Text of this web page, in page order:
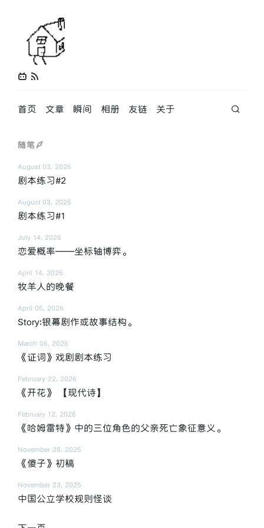
首页 文章 瞬间 相册 友链 关于
随笔
August 03, 2026
剧本练习#2
August 03, 2026
剧本练习#1
July 14, 2026
恋爱概率——坐标轴博弈。
April 14, 2026
牧羊人的晚餐
April 05, 2026
Story:银幕剧作或故事结构。
March 06, 2026
《证词》戏剧剧本练习
February 22, 2026
《开花》 【现代诗】
February 12, 2026
《哈姆雷特》中的三位角色的父亲死亡象征意义。
November 25, 2025
《傻子》初稿
November 23, 2025
中国公立学校规则怪谈